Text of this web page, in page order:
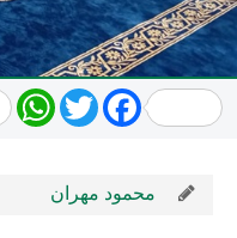
WhatsApp
TwitterFacebook
محمود مهران